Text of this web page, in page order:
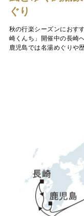
ぐり
秋の行楽シーズンにおす
崎くんち」開催中の長崎
鹿児島では名湯めぐりや